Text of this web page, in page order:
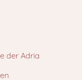
der Adria